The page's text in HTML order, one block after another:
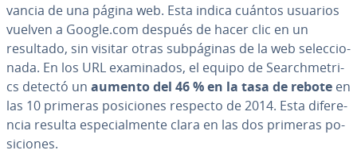
va­n­cia de una página web. Esta indica cuántos usuarios
vuelven a Google.com después de hacer clic en un
resultado, sin visitar otras su­b­pá­gi­nas de la web se­le­c­cio­
na­da. En los URL exa­mi­na­dos, el equipo de Sea­r­ch­me­tri­
cs detectó un aumento del 46 % en la tasa de rebote en
las 10 primeras po­si­cio­nes respecto de 2014. Esta di­fe­re­
n­cia resulta es­pe­cia­l­me­n­te clara en las dos primeras po­
si­cio­nes.